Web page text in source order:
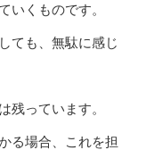
いくものです。
ても、無駄に感じ
残っています。
る場合、これを担